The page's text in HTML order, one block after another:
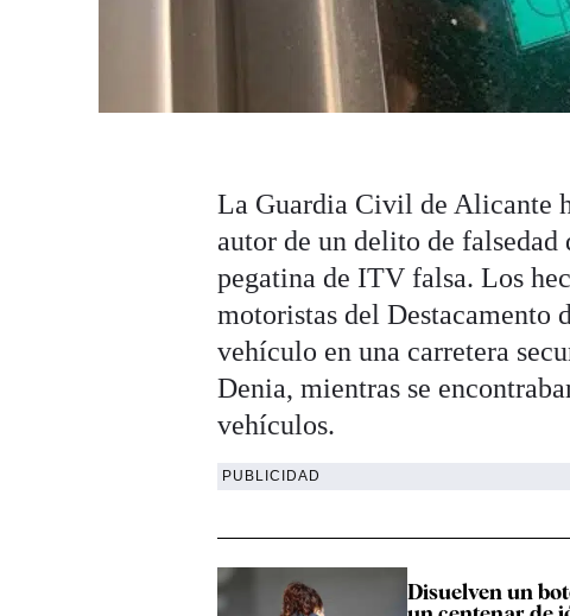
La Guardia Civil de Alicante
autor de un delito de
pegatina de ITV falsa. Los
motoristas del Destacamento
vehículo en una carretera
Denia, mientras se
vehículos.
PUBLICIDAD
Disuelven un